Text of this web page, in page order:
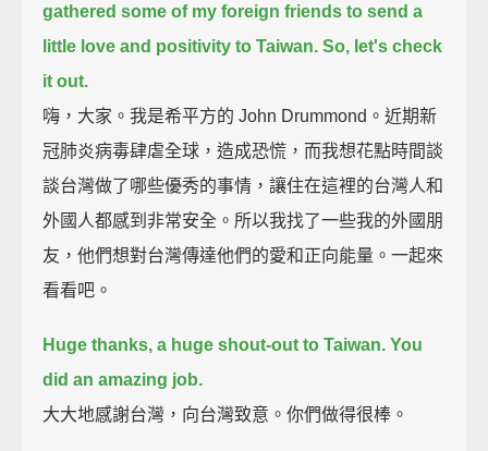
gathered some of my foreign friends to send a
little love and positivity to Taiwan. So, let's check
it out.
嗨，大家。我是希平方的 John Drummond。近期新
冠肺炎病毒肆虐全球，造成恐慌，而我想花點時間談
談台灣做了哪些優秀的事情，讓住在這裡的台灣人和
外國人都感到非常安全。所以我找了一些我的外國朋
友，他們想對台灣傳達他們的愛和正向能量。一起來
看看吧。
Huge thanks, a huge shout-out to Taiwan. You
did an amazing job.
大大地感謝台灣，向台灣致意。你們做得很棒。